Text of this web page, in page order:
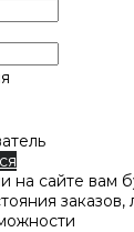
на сайте вам